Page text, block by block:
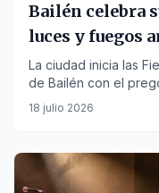
Bailén celebra
luces y fuegos
La ciudad inicia las
de Bailén con el
Rodríguez y un
18 julio 2026